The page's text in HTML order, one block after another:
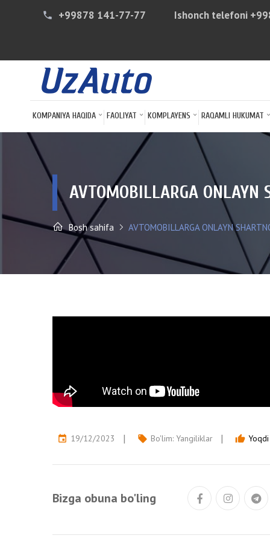
phone +99878 141-77-77 Ishonch telefoni
KOMPANIYA HAQIDA FAOLIYAT KOMPLAYENS RAQAMLI HUKUMAT
AVTOMOBILLARGA ONLAYN
Bosh sahifa AVTOMOBILLARGA ONLAYN
event 19/12/2023 local_offer Bo'lim: Yangiliklar thumb_up
Bizga obuna bo'ling